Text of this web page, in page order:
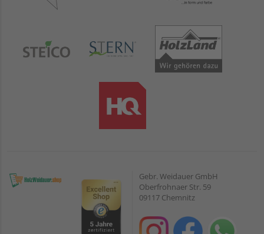
Gebr. Weidauer GmbH
Oberfrohnaer Str. 59
09117 Chemnitz